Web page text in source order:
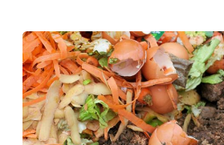
Contenu